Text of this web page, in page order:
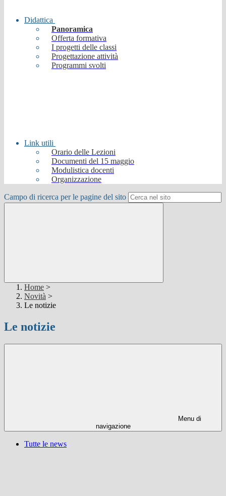
Didattica
Panoramica
Offerta formativa
I progetti delle classi
Progettazione attività
Programmi svolti
Link utili
Orario delle Lezioni
Documenti del 15 maggio
Modulistica docenti
Organizzazione
Campo di ricerca per le pagine del sito
Home >
Novità >
Le notizie
Le notizie
Menu di
navigazione
Tutte le news